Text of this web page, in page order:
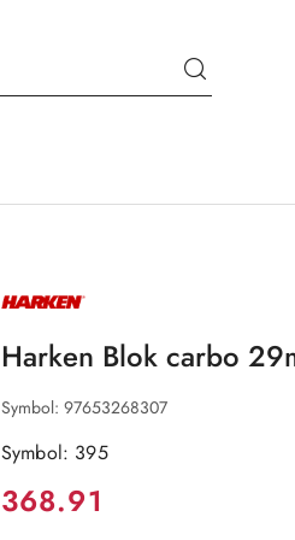
NAZWA
PRODUCENTA:
Harken Blok carbo
Symbol: 97653268307
Symbol: 395
Cena:
368.91